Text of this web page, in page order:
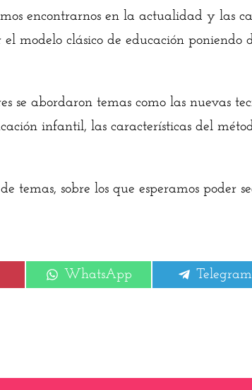
encontrarnos en la actualidad y las
modelo clásico de educación poniendo
se abordaron temas como las nuevas
infantil, las características del
sobre los que esperamos poder
Compartir
en
WhatsApp
Compartir
en
Telegram